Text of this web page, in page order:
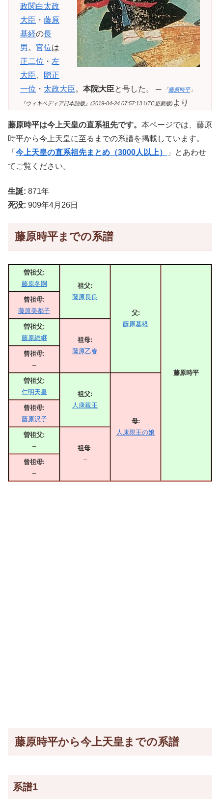
政関白太政
大臣 ・ 藤原
基経の長
男。 官位は
正二位 ・ 左
大臣 、 贈正
一位 ・ 太政大臣。 本院大臣と号した。 ─ 「 藤原時平」
『ウィキペディア日本語版』(2019-04-24 07:57:13 UTC更新版) より
藤原時平は今上天皇の直系祖先です。 本ページでは、藤原
時平から今上天皇に至るまでの系譜を掲載しています。
「 今上天皇の直系祖先まとめ（3000人以上）
」とあわせ
てご覧ください。
生誕: 871年
死没: 909年4月26日
藤原時平までの系譜
曽祖父:
藤原冬嗣
祖父:
藤原長良
父:
藤原基経
藤原時平
曾祖母:
藤原美都子
曽祖父:
藤原総継
祖母:
藤原乙春
曾祖母:
–
曽祖父:
仁明天皇
祖父:
人康親王
母:
人康親王の娘
曾祖母:
藤原沢子
曽祖父:
–
祖母:
–
曾祖母:
–
藤原時平から今上天皇までの系譜
系譜1